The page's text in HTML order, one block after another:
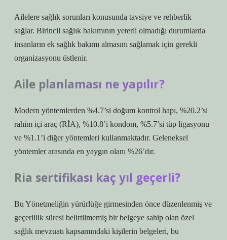
Ailelere sağlık sorunları konusunda tavsiye ve rehberlik
sağlar. Birincil sağlık bakımının yeterli olmadığı durumlarda
insanların ek sağlık bakımı almasını sağlamak için gerekli
organizasyonu üstlenir.
Aile planlaması ne yapılır?
Modern yöntemlerden %4.7’si doğum kontrol hapı, %20.2’si
rahim içi araç (RİA), %10.8’i kondom, %5.7’si tüp ligasyonu
ve %1.1’i diğer yöntemleri kullanmaktadır. Geleneksel
yöntemler arasında en yaygın olanı %26’dır.
Ria sertifikası kaç yıl geçerli?
Bu Yönetmeliğin yürürlüğe girmesinden önce düzenlenmiş ve
geçerlilik süresi belirtilmemiş bir belgeye sahip olan özel
sağlık mevzuatı kapsamındaki kişilerin belgeleri, bu